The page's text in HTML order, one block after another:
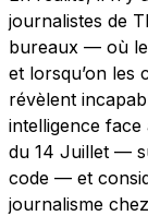
journalistes de
bureaux — où
et lorsqu’on les
révèlent
intelligence face
du 14 Juillet —
code — et
journalisme